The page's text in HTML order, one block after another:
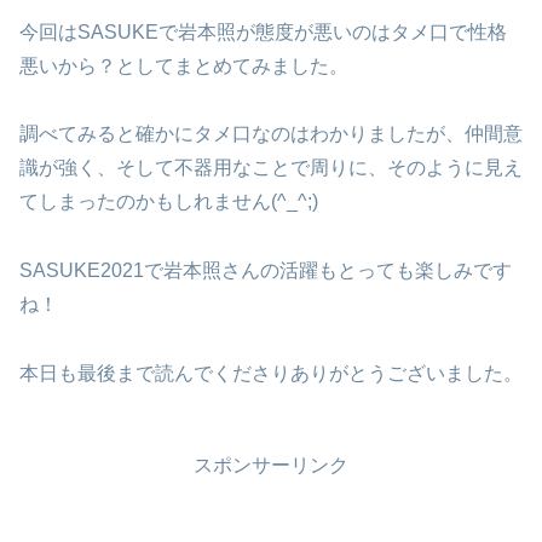
今回はSASUKEで岩本照が態度が悪いのはタメ口で性格
悪いから？としてまとめてみました。
調べてみると確かにタメ口なのはわかりましたが、仲間意
識が強く、そして不器用なことで周りに、そのように見え
てしまったのかもしれません(^_^;)
SASUKE2021で岩本照さんの活躍もとっても楽しみです
ね！
本日も最後まで読んでくださりありがとうございました。
スポンサーリンク